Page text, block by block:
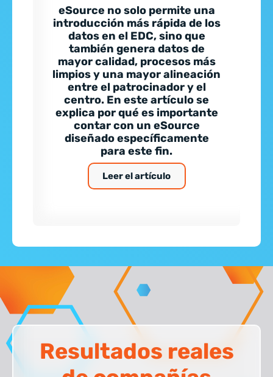
eSource no solo permite una
introducción más rápida de los
datos en el EDC, sino que
también genera datos de
mayor calidad, procesos más
limpios y una mayor alineación
entre el patrocinador y el
centro. En este artículo se
explica por qué es importante
contar con un eSource
diseñado específicamente
para este fin.
Leer el artículo
Resultados reales